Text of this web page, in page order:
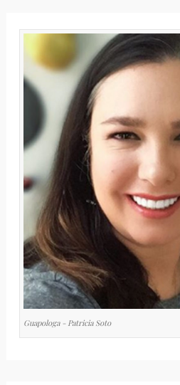
Guapologa - Patricia Soto